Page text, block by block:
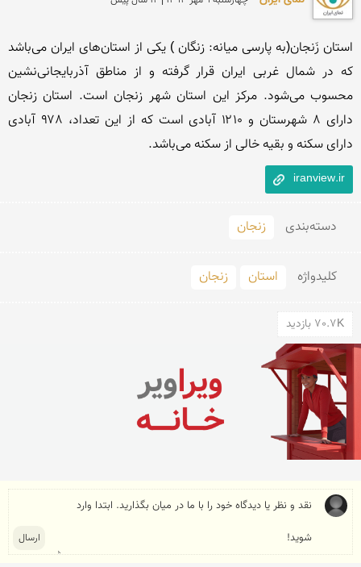
دارای سکنه و بقیه خالی از سکنه می‌باشد.
iranview.ir
دسته‌بندی زنجان
کلید‌واژه استان زنجان
70.7K بازدید